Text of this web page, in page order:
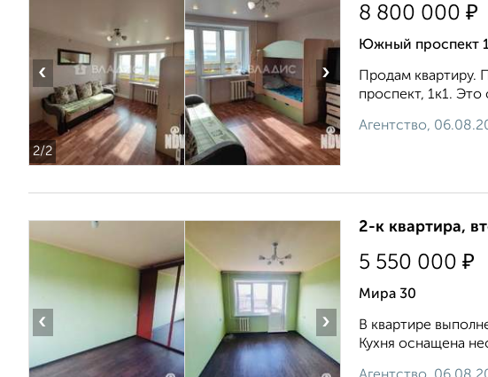
2/2
‹ ›
8 800 000 ₽
Южный проспект
Продам квартиру.
проспект, 1к1.
Агентство,
‹ ›
2-к квартира,
5 550 000 ₽
Мира 30
В квартире
Кухня оснащена